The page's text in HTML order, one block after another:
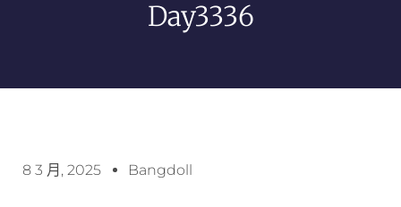
Day3336
8 3 月, 2025 Bangdoll